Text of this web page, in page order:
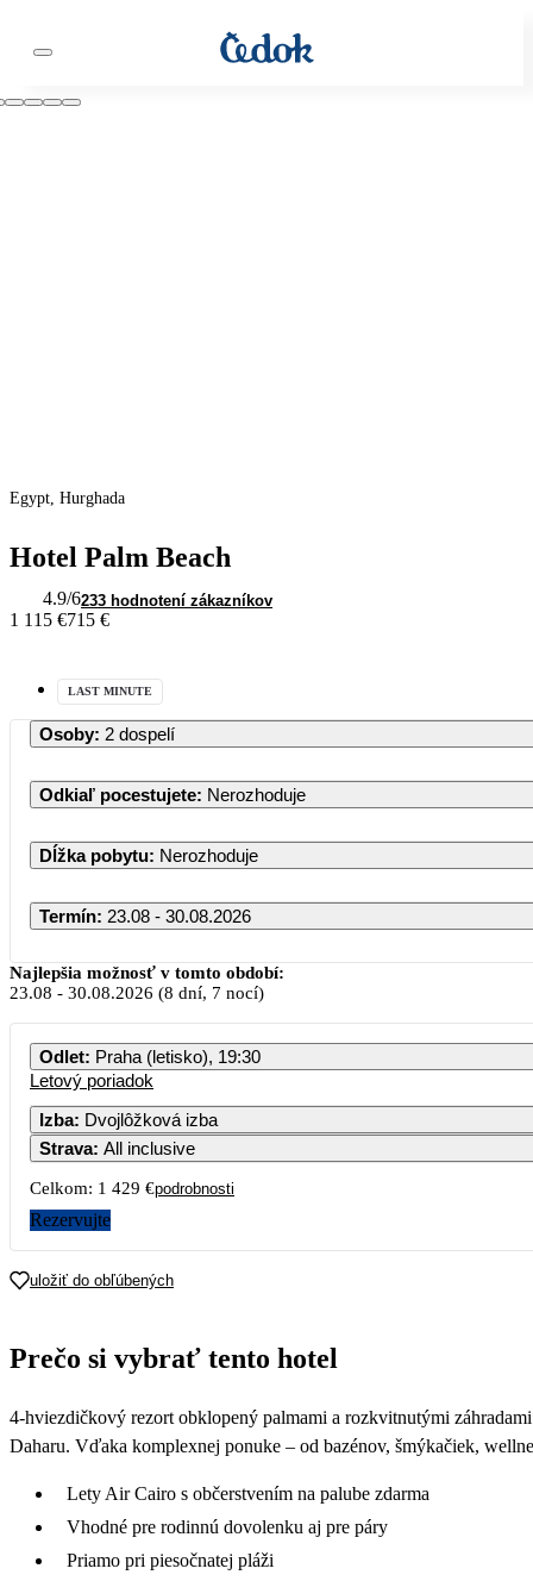
Egypt, Hurghada
Hotel Palm Beach
4.9/6233 hodnotení zákazníkov
1 115 €715 €
LAST MINUTE
Osoby: 2 dospelí
Odkiaľ pocestujete: Nerozhoduje
Dĺžka pobytu: Nerozhoduje
Termín: 23.08 - 30.08.2026
Najlepšia možnosť v tomto období:
23.08 - 30.08.2026 (8 dní, 7 nocí)
Odlet: Praha (letisko), 19:30
Letový poriadok
Izba: Dvojlôžková izba
Strava: All inclusive
Celkom: 1 429 €podrobnosti
Rezervujte
uložiť do obľúbených
Prečo si vybrať tento hotel
4-hviezdičkový rezort obklopený palmami a rozkvitnutými
Daharu. Vďaka komplexnej ponuke – od bazénov, šmýkačiek,
Lety Air Cairo s občerstvením na palube zdarma
Vhodné pre rodinnú dovolenku aj pre páry
Priamo pri piesočnatej pláži